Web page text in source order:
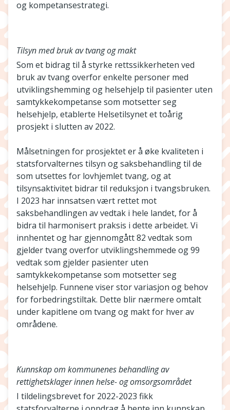
og kompetansestrategi.
Tilsyn med bruk av tvang og makt
Som et bidrag til å styrke rettssikkerheten ved
bruk av tvang overfor enkelte personer med
utviklingshemming og helsehjelp til pasienter uten
samtykkekompetanse som motsetter seg
helsehjelp, etablerte Helsetilsynet et toårig
prosjekt i slutten av 2022.
Målsetningen for prosjektet er å øke kvaliteten i
statsforvalternes tilsyn og saksbehandling til de
som utsettes for lovhjemlet tvang, og at
tilsynsaktivitet bidrar til reduksjon i tvangsbruken.
I 2023 har innsatsen vært rettet mot
saksbehandlingen av vedtak i hele landet, for å
bidra til harmonisert praksis i dette arbeidet. Vi
innhentet og har gjennomgått 82 vedtak som
gjelder tvang overfor utviklingshemmede og 99
vedtak som gjelder pasienter uten
samtykkekompetanse som motsetter seg
helsehjelp. Funnene viser stor variasjon og behov
for forbedringstiltak. Dette blir nærmere omtalt
under kapitlene om tvang og makt for hver av
områdene.
Kunnskap om kommunenes behandling av
rettighetsklager innen helse- og omsorgsområdet
I tildelingsbrevet for 2022-2023 fikk